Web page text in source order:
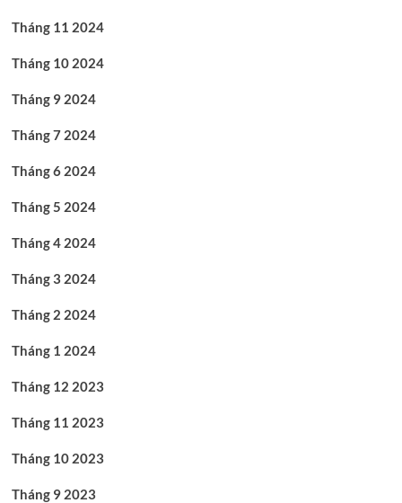
Tháng 11 2024
Tháng 10 2024
Tháng 9 2024
Tháng 7 2024
Tháng 6 2024
Tháng 5 2024
Tháng 4 2024
Tháng 3 2024
Tháng 2 2024
Tháng 1 2024
Tháng 12 2023
Tháng 11 2023
Tháng 10 2023
Tháng 9 2023